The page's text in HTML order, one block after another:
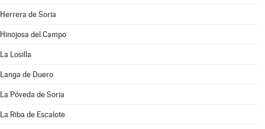
Herrera de Soria
Hinojosa del Campo
La Losilla
Langa de Duero
La Póveda de Soria
La Riba de Escalote